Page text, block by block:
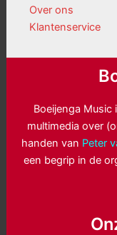
Over ons
Klantenservice
Boeijenga Music
multimedia over
handen van Peter
een begrip in de